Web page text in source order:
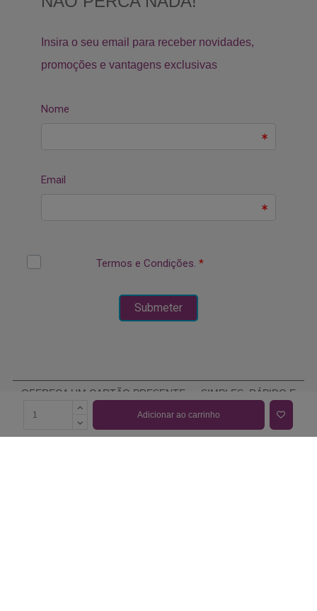
Adicionar ao carrinho
OFEREÇA UM CARTÃO PRESENTE — SIMPLES, RÁPIDO E
ELEGANTE